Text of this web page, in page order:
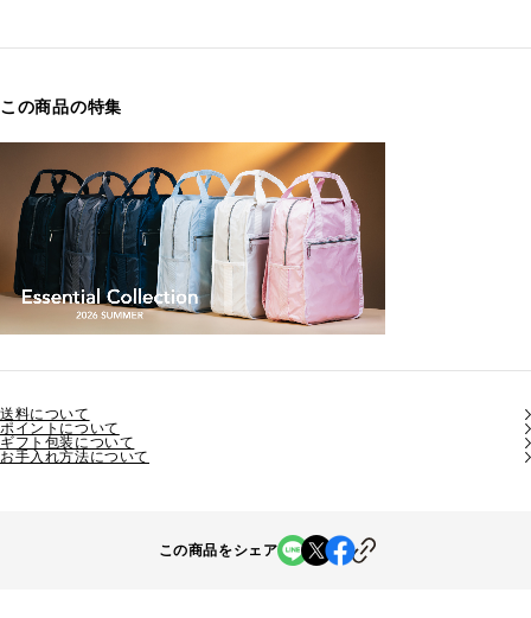
この商品の特集
送料について
ポイントについて
ギフト包装について
お手入れ方法について
この商品をシェア